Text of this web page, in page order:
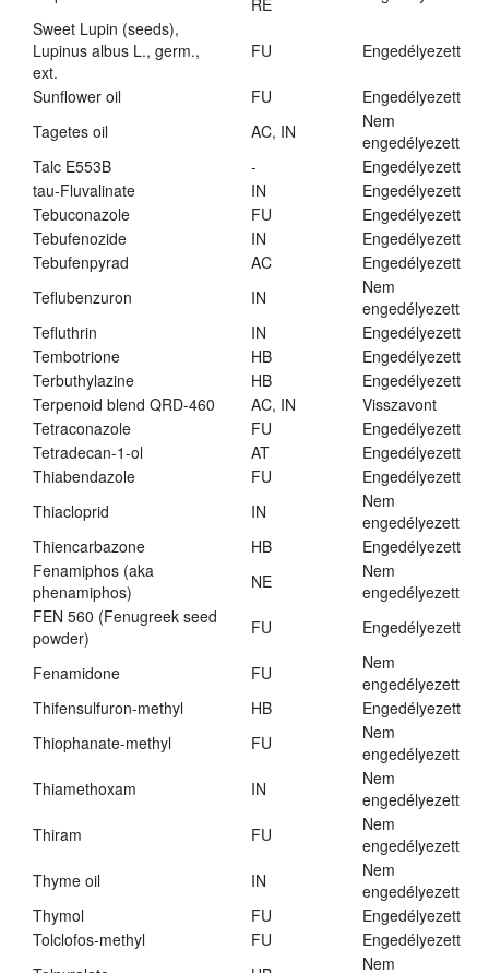
RE
Sweet Lupin (seeds),
Lupinus albus L., germ.,
ext.
FU Engedélyezett
Sunflower oil FU
Engedélyezett
Tagetes oil
AC, IN
Nem
engedélyezett
Talc E553B
-
Engedélyezett
tau-Fluvalinate
IN
Engedélyezett
Tebuconazole
FU
Engedélyezett
Tebufenozide
IN
Engedélyezett
Tebufenpyrad
AC
Engedélyezett
Teflubenzuron
IN
Nem
engedélyezett
Tefluthrin
IN
Engedélyezett
Tembotrione
HB
Engedélyezett
Terbuthylazine
HB
Engedélyezett
Terpenoid blend QRD-460
AC, IN
Visszavont
Tetraconazole
FU
Engedélyezett
Tetradecan-1-ol
AT
Engedélyezett
Thiabendazole
FU
Engedélyezett
Thiacloprid
IN
Nem
engedélyezett
Thiencarbazone
HB
Engedélyezett
Fenamiphos (aka
phenamiphos)
NE
Nem
engedélyezett
FEN 560 (Fenugreek seed
powder)
FU Engedélyezett
Fenamidone FU
Nem
engedélyezett
Thifensulfuron-methyl
HB
Engedélyezett
Thiophanate-methyl
FU
Nem
engedélyezett
Thiamethoxam
IN
Nem
engedélyezett
Thiram
FU
Nem
engedélyezett
Thyme oil
IN
Nem
engedélyezett
Thymol
FU
Engedélyezett
Tolclofos-methyl
FU
Engedélyezett
Nem